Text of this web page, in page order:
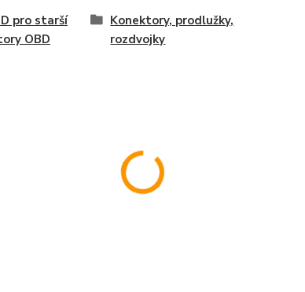
pro starší
OBD
Konektory, prodlužky,
rozdvojky